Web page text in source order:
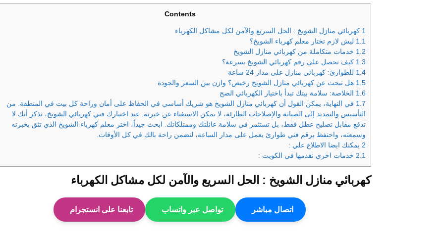
Contents
1 كهربائي منازل الشويخ : الحل السريع والآمن لكل مشاكل الكهرباء
1.1 ليش لازم تختار معلم كهرباء الشويخ؟
1.2 خدمات متكاملة من كهربائي منازل الشويخ
1.3 كيف تحصل على رقم كهربائي الشويخ بسرعة؟
1.4 للطوارئ: كهربائي منازل على مدار 24 ساعة
1.5 هل تبحث عن كهربائي منازل الشويخ رخيص؟ وازن بين السعر والجودة
1.6 الخلاصة: سلامة بيتك تبدأ باختيار الكهربائي الصح
1.7 في النهاية، يمكن القول أن كهربائي منازل الشويخ هو شريك أساسي في الحفاظ على أمان وراحة كل بيت في المنطقة. من
التأسيس والتمديد إلى الصيانة والإصلاحات الطارئة، لا يمكن الاستغناء عن خبرته. عند اختيارك فني كهربائي الشويخ، تذكر أنك لا
تدفع مقابل تصليح عطل فقط، بل تستثمر في سلامة عائلتك وممتلكاتك. ابحث جيداً، اختر معلم كهرباء الشويخ الذي تثق بخبرته
وسمعته، واحتفظ برقم فني طوارئ يعمل على مدار الساعة، لتضمن راحة بالك في كل الأوقات.
2 يمكنك ايضا الاطلاع علي :
2.1 خدمات اخري نقدمها في الكويت :
كهربائي منازل الشويخ : الحل السريع والآمن لكل مشاكل الكهرباء
اتصال مباشر تواصل عبر واتساب تابعنا على انستجرام